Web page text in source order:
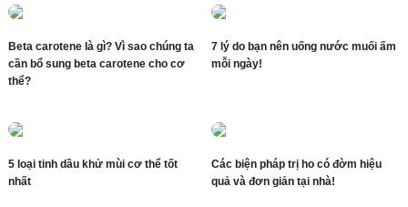
Beta carotene là gì? Vì sao chúng ta
cần bổ sung beta carotene cho cơ
thể?
7 lý do bạn nên uống nước muối ấm
mỗi ngày!
5 loại tinh dầu khử mùi cơ thể tốt
nhất
Các biện pháp trị ho có đờm hiệu
quả và đơn giản tại nhà!